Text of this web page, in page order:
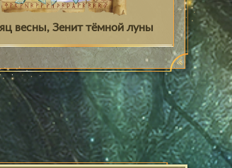
весны, Зенит тёмной луны